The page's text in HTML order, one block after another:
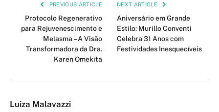
PREVIOUS ARTICLE
Protocolo Regenerativo
para Rejuvenescimento e
Melasma – A Visão
Transformadora da Dra.
Karen Omekita
NEXT ARTICLE
Aniversário em Grande
Estilo: Murillo Conventi
Celebra 31 Anos com
Festividades Inesquecíveis
Luiza Malavazzi